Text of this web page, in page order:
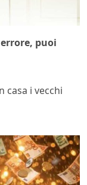
puoi
casa i vecchi